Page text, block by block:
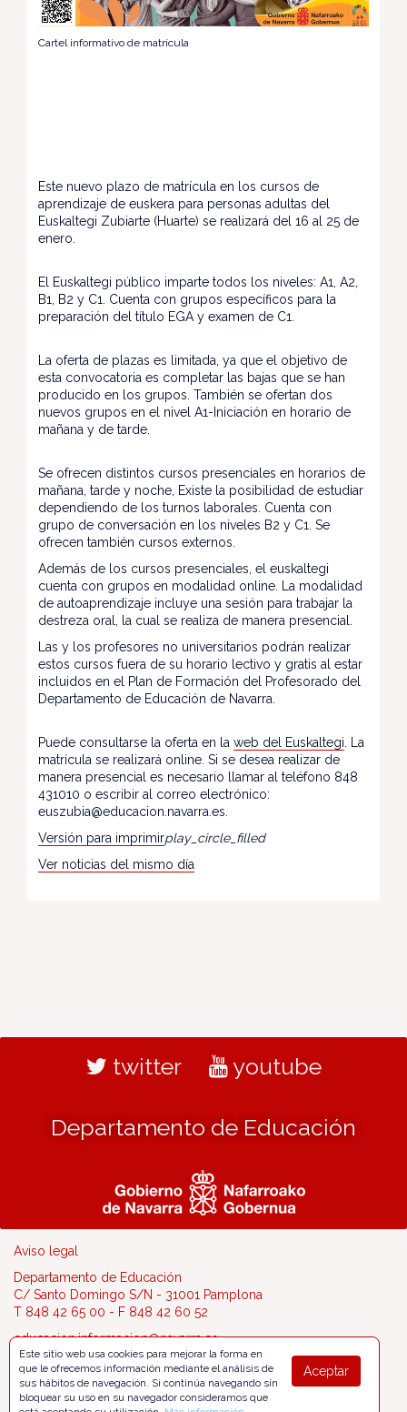
Cartel informativo de matrícula
Este nuevo plazo de matrícula en los cursos de
aprendizaje de euskera para personas adultas del
Euskaltegi Zubiarte (Huarte) se realizará del 16 al 25 de
enero.
El Euskaltegi público imparte todos los niveles: A1, A2,
B1, B2 y C1. Cuenta con grupos específicos para la
preparación del título EGA y examen de C1.
La oferta de plazas es limitada, ya que el objetivo de
esta convocatoria es completar las bajas que se han
producido en los grupos. También se ofertan dos
nuevos grupos en el nivel A1-Iniciación en horario de
mañana y de tarde.
Se ofrecen distintos cursos presenciales en horarios de
mañana, tarde y noche, Existe la posibilidad de estudiar
dependiendo de los turnos laborales. Cuenta con
grupo de conversación en los niveles B2 y C1. Se
ofrecen también cursos externos.
Además de los cursos presenciales, el euskaltegi
cuenta con grupos en modalidad online. La modalidad
de autoaprendizaje incluye una sesión para trabajar la
destreza oral, la cual se realiza de manera presencial.
Las y los profesores no universitarios podrán realizar
estos cursos fuera de su horario lectivo y gratis al estar
incluidos en el Plan de Formación del Profesorado del
Departamento de Educación de Navarra.
Puede consultarse la oferta en la web del Euskaltegi . La
matrícula se realizará online. Si se desea realizar de
manera presencial es necesario llamar al teléfono 848
431010 o escribir al correo electrónico:
euszubia@educacion.navarra.es.
Versión para imprimirplay_circle_filled
Ver noticias del mismo día
twitter youtube
Departamento de Educación
Aviso legal
Departamento de Educación
C/ Santo Domingo S/N - 31001 Pamplona
T 848 42 65 00 - F 848 42 60 52
educacion.informacion@navarra.es
Aceptar
Este sitio web usa cookies para mejorar la forma en
que le ofrecemos información mediante el análisis de
sus hábitos de navegación. Si continúa navegando sin
bloquear su uso en su navegador consideramos que